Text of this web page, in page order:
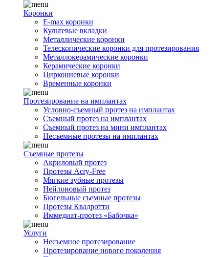
Коронки
E-max коронки
Культевые вкладки
Металлические коронки
Телескопические коронки для протезирования
Металлокерамические коронки
Керамические коронки
Циркониевые коронки
Временные коронки
Протезирование на имплантах
Условно-съемный протез на имплантах
Съемный протез на имплантах
Съемный протез на мини имплантах
Несъемные протезы на имплантах
Съемные протезы
Акриловый протез
Протезы Acry-Free
Мягкие зубные протезы
Нейлоновый протез
Бюгельные съемные протезы
Протезы Квадротти
Иммедиат-протез «Бабочка»
Услуги
Несъемное протезирование
Протезирование нового поколения